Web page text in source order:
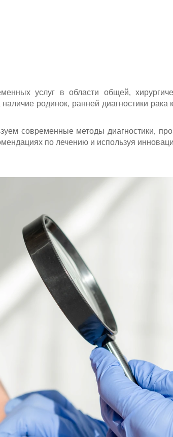
услуг в области общей,
родинок, ранней диагностики
современные методы диагностики,
по лечению и используя